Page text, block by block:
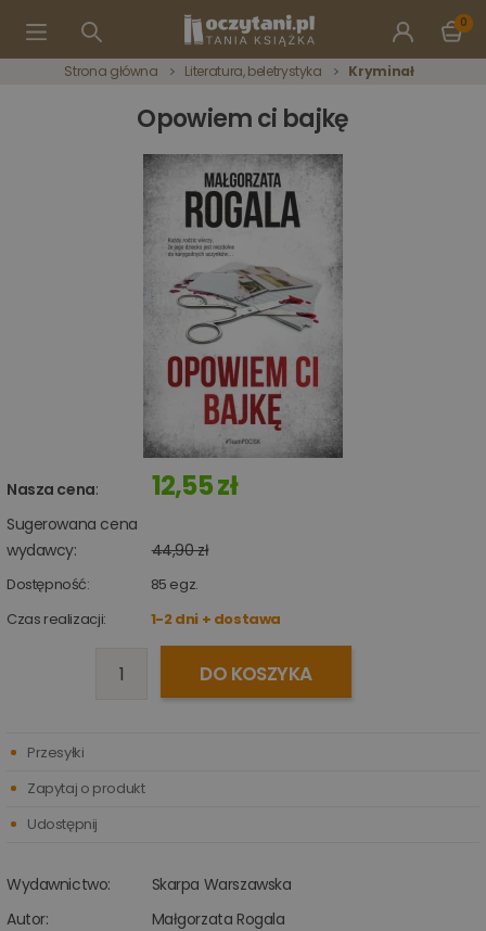
0
Strona główna Literatura, beletrystyka Kryminał
Opowiem ci bajkę
Nasza cena: 12,55 zł
Sugerowana cena
wydawcy:
44,90 zł
Dostępność: 85 egz.
Czas realizacji:
1-2 dni + dostawa
DO KOSZYKA
Wydawnictwo:
Skarpa Warszawska
Autor:
Małgorzata Rogala
Przesyłki
Zapytaj o produkt
Udostępnij